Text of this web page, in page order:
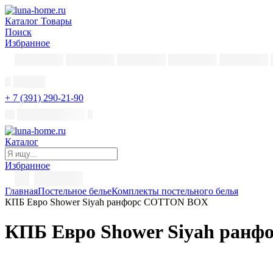
Каталог Товары
Поиск
Избранное
+ 7 (391) 290-21-90
Каталог
Избранное
ГлавнаяПостельное бельеКомплекты постельного белья
КПБ Евро Shower Siyah ранфорс COTTON BOX
КПБ Евро Shower Siyah